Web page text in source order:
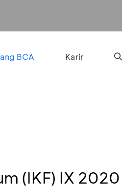
BCA Karir
(IKF) IX 2020